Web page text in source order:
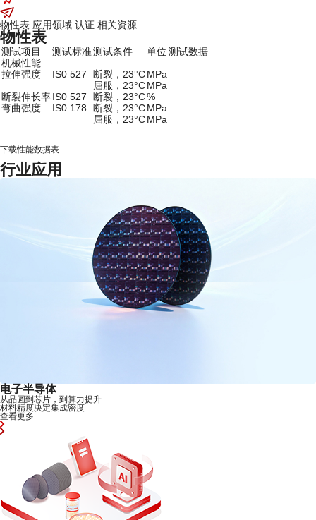
物性表 应用领域 认证 相关资源
物性表
测试项目 测试标准测试条件 单位 测试数据
机械性能
拉伸强度
IS0 527 断裂，23°CMPa
屈服，23°CMPa
断裂伸长率IS0 527 断裂，23°C%
弯曲强度
IS0 178 断裂，23°CMPa
屈服，23°CMPa
下载性能数据表
行业应用